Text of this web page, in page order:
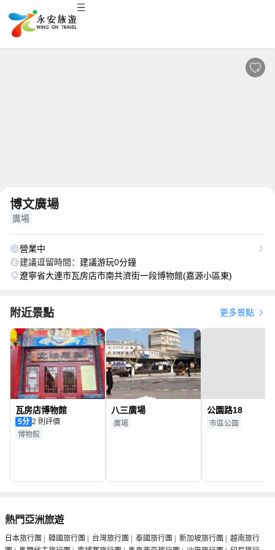
博文廣場
廣場
營業中
建議逗留時間： 建議游玩0分鐘
遼寧省大連市瓦房店市南共濟街一段博物館(嘉源小區東)
附近景點 更多景點
瓦房店博物館
5分
2 則評價
博物館
八三廣場
廣場
公園路18
市區公園
熱門亞洲旅遊
日本旅行團 | 韓國旅行團 | 台灣旅行團 | 泰國旅行團 | 新加坡旅行團 | 越南旅行